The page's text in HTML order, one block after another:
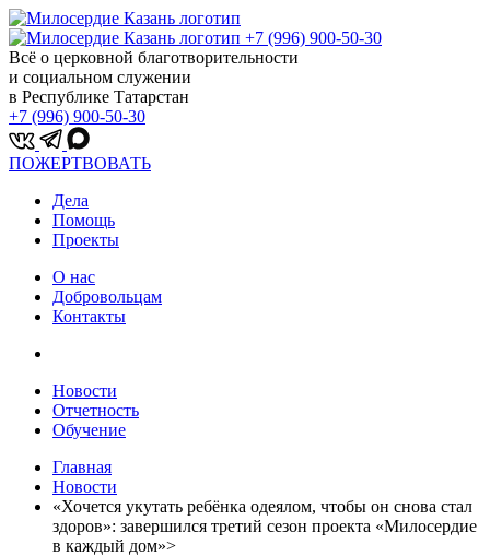
+7 (996) 900-50-30
Всё о церковной благотворительности
и социальном служении
в Республике Татарстан
+7 (996) 900-50-30
ПОЖЕРТВОВАТЬ
Дела
Помощь
Проекты
О нас
Добровольцам
Контакты
Новости
Отчетность
Обучение
Главная
Новости
«Хочется укутать ребёнка одеялом, чтобы он снова стал
здоров»: завершился третий сезон проекта «Милосердие
в каждый дом»>